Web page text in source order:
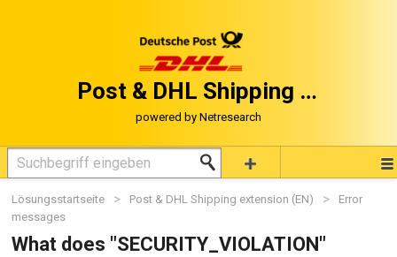
Post & DHL Shipping in Magento®
Lösungsstartseite Post & DHL Shipping extension (EN)
Error
messages
What does "SECURITY_VIOLATION"